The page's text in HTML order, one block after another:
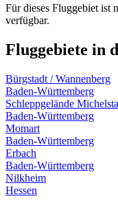
Für dieses Fluggebiet ist
verfügbar.
Fluggebiete in
Bürgstadt / Wannenberg
Baden-Württemberg
Schleppgelände
Baden-Württemberg
Momart
Baden-Württemberg
Erbach
Baden-Württemberg
Nilkheim
Hessen